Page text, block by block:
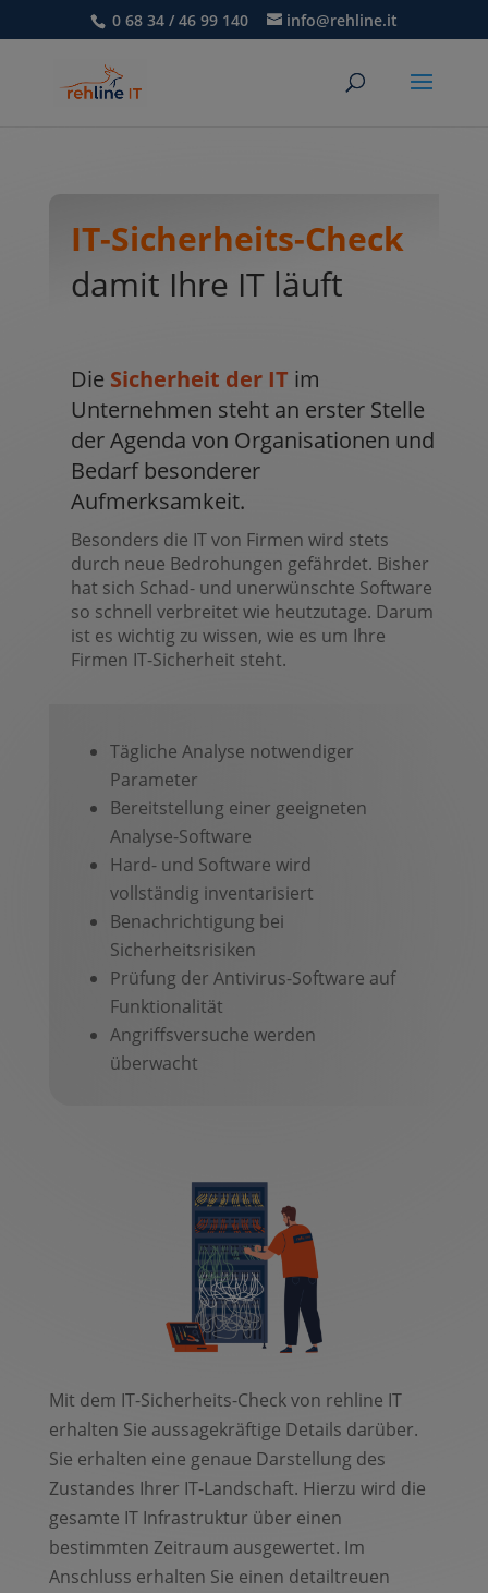
0 68 34 / 46 99 140 info@rehline.it
IT-Sicherheits-Check
damit Ihre IT läuft
Die Sicherheit der IT im
Unternehmen steht an erster Stelle
der Agenda von Organisationen und
Bedarf besonderer
Aufmerksamkeit.
Besonders die IT von Firmen wird stets
durch neue Bedrohungen gefährdet. Bisher
hat sich Schad- und unerwünschte Software
so schnell verbreitet wie heutzutage. Darum
ist es wichtig zu wissen, wie es um Ihre
Firmen IT-Sicherheit steht.
Tägliche Analyse notwendiger
Parameter
Bereitstellung einer geeigneten
Analyse-Software
Hard- und Software wird
vollständig inventarisiert
Benachrichtigung bei
Sicherheitsrisiken
Prüfung der Antivirus-Software auf
Funktionalität
Angriffsversuche werden
überwacht
Mit dem IT-Sicherheits-Check von rehline IT
erhalten Sie aussagekräftige Details darüber.
Sie erhalten eine genaue Darstellung des
Zustandes Ihrer IT-Landschaft. Hierzu wird die
gesamte IT Infrastruktur über einen
bestimmten Zeitraum ausgewertet. Im
Anschluss erhalten Sie einen detailtreuen